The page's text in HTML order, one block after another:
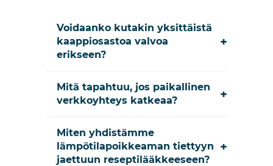
Voidaanko kutakin yksittäistä
kaappiosastoa valvoa
erikseen?
+
Mitä tapahtuu, jos paikallinen
verkkoyhteys katkeaa?
+
Miten yhdistämme
lämpötilapoikkeaman tiettyyn
jaettuun reseptilääkkeeseen?
+